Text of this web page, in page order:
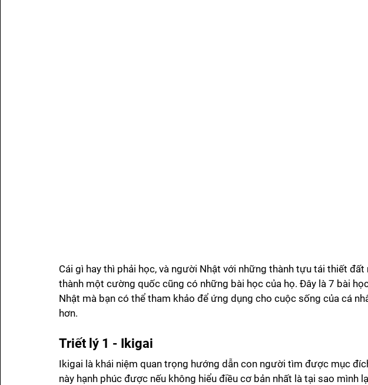
Cái gì hay thì phải học, và người Nhật với những thành tựu tái thiết
thành một cường quốc cũng có những bài học của họ. Đây là 7 bài
Nhật mà bạn có thể tham khảo để ứng dụng cho cuộc sống của cá
hơn.
Triết lý 1 - Ikigai
Ikigai là khái niệm quan trọng hướng dẫn con người tìm được mục
này hạnh phúc được nếu không hiểu điều cơ bản nhất là tại sao mình